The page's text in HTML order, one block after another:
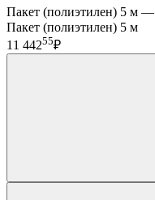
Пакет (полиэтилен) 5 м —
Пакет (полиэтилен) 5 м
11 44255₽